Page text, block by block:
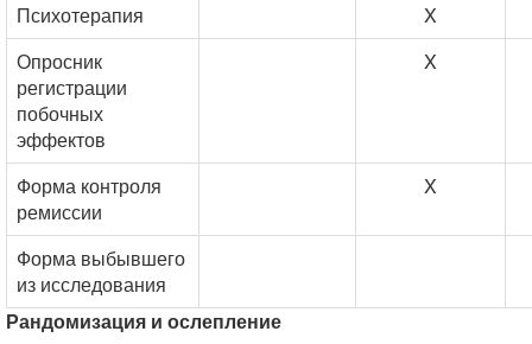
Психотерапия
X
Опросник
регистрации
побочных
эффектов
X
Форма контроля
ремиссии
X
Форма выбывшего
из исследования
Рандомизация и ослепление